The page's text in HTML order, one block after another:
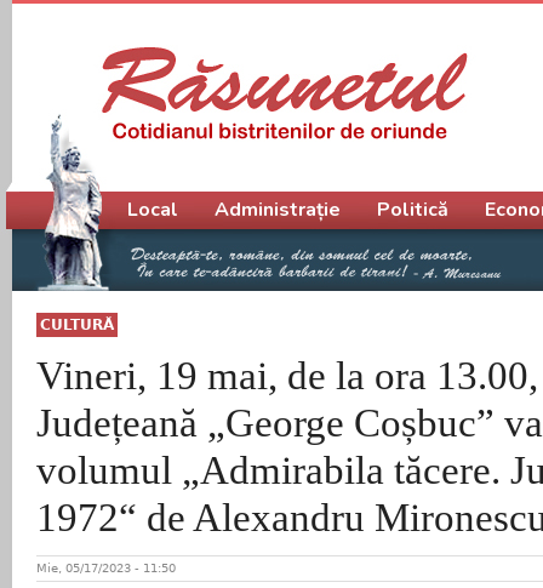
CULTURĂ
Vineri, 19 mai, de la ora
Județeană „George Coșbuc”
volumul „Admirabila tăcere.
1972“ de Alexandru
Mie, 05/17/2023 - 11:50
Meniu principal
Local Administrație Politică